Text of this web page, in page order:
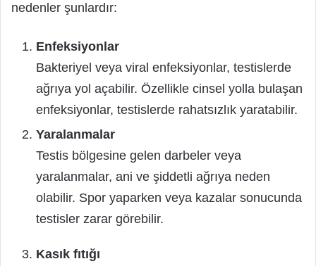
nedenler şunlardır:
Enfeksiyonlar
Bakteriyel veya viral enfeksiyonlar, testislerde
ağrıya yol açabilir. Özellikle cinsel yolla bulaşan
enfeksiyonlar, testislerde rahatsızlık yaratabilir.
Yaralanmalar
Testis bölgesine gelen darbeler veya
yaralanmalar, ani ve şiddetli ağrıya neden
olabilir. Spor yaparken veya kazalar sonucunda
testisler zarar görebilir.
Kasık fıtığı